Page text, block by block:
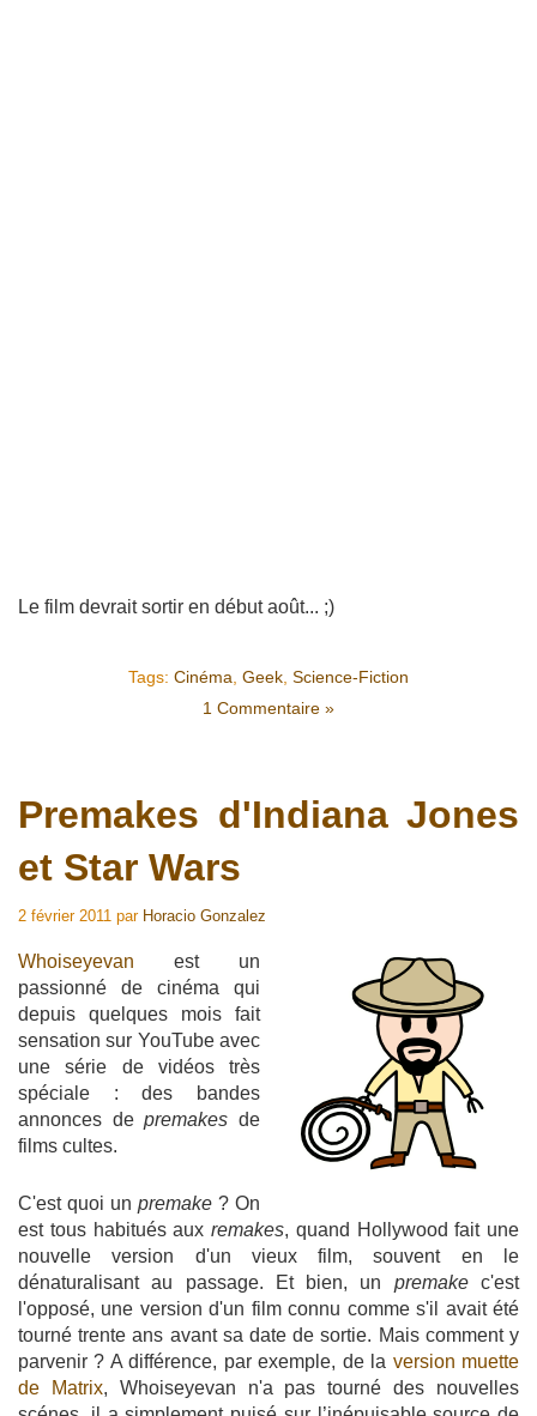
Le film devrait sortir en début août... ;)
Tags: Cinéma, Geek, Science-Fiction
1 Commentaire »
Premakes d'Indiana Jones
et Star Wars
2 février 2011 par Horacio Gonzalez
Whoiseyevan est un
passionné de cinéma qui
depuis quelques mois fait
sensation sur YouTube avec
une série de vidéos très
spéciale : des bandes
annonces depremakes de
films cultes.
C'est quoi un premake ? On
est tous habitués aux remakes, quand Hollywood fait une
nouvelle version d'un vieux film, souvent en le
dénaturalisant au passage. Et bien, un premakec'est
l'opposé, une version d'un film connu comme s'il avait été
tourné trente ans avant sa date de sortie. Mais comment y
parvenir ? A différence, par exemple, de la version muette
de Matrix, Whoiseyevan n'a pas tourné des nouvelles